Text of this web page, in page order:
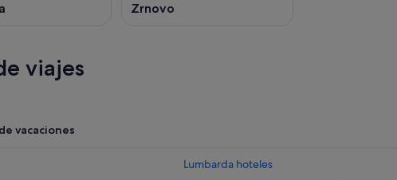
Zrnovo
viajes
vacaciones
Lumbarda hoteles